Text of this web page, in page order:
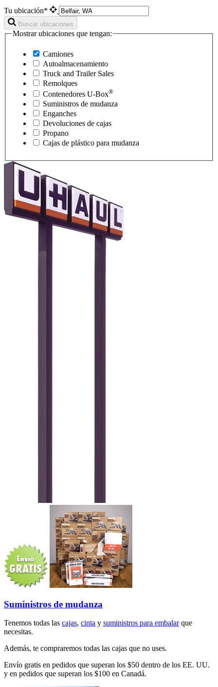
Tu ubicación*
Buscar ubicaciones
Mostrar ubicaciones que tengan:
Camiones
Autoalmacenamiento
Truck and Trailer Sales
Remolques
Contenedores U-Box®
Suministros de mudanza
Enganches
Devoluciones de cajas
Propano
Cajas de plástico para mudanza
Suministros de mudanza
Tenemos todas las cajas, cinta y suministros para embalarque
necesitas.
Además, te compraremos todas las cajas que no uses.
Envío gratis en pedidos que superan los $50 dentro de los EE. UU.
y en pedidos que superan los $100 en Canadá.